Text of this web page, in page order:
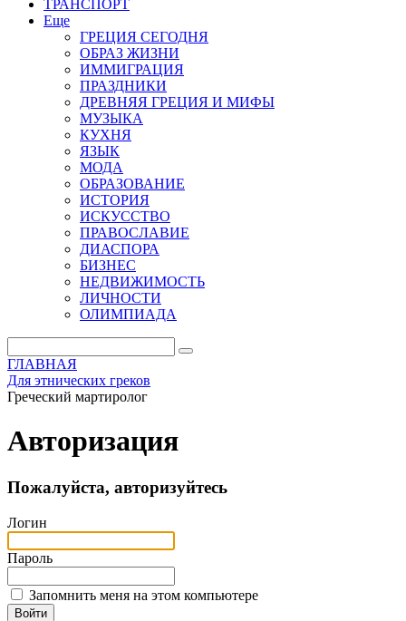
ТРАНСПОРТ
Еще
ГРЕЦИЯ СЕГОДНЯ
ОБРАЗ ЖИЗНИ
ИММИГРАЦИЯ
ПРАЗДНИКИ
ДРЕВНЯЯ ГРЕЦИЯ И МИФЫ
МУЗЫКА
КУХНЯ
ЯЗЫК
МОДА
ОБРАЗОВАНИЕ
ИСТОРИЯ
ИСКУССТВО
ПРАВОСЛАВИЕ
ДИАСПОРА
БИЗНЕС
НЕДВИЖИМОСТЬ
ЛИЧНОСТИ
ОЛИМПИАДА
ГЛАВНАЯ
Для этнических греков
Греческий мартиролог
Авторизация
Пожалуйста, авторизуйтесь
Логин
Пароль
Запомнить меня на этом компьютере